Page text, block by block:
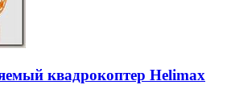
квадрокоптер Helimax